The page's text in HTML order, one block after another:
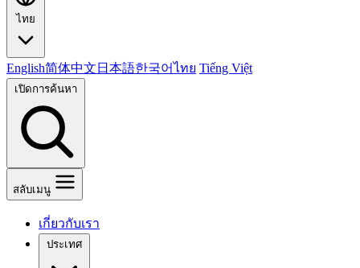
ไทย
English简体中文 日本語한국어ไทย Tiếng Việt
เปิดการค้นหา
สลับเมนู
เกี่ยวกับเรา
ประเทศ